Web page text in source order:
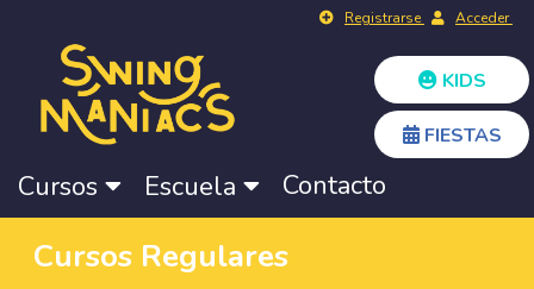
Registrarse Acceder
KIDS
FIESTAS
Cursos Escuela Contacto
Cursos Regulares